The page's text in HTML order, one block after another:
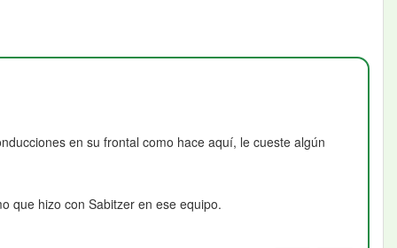
en su frontal como hace aquí, le cueste algún
que hizo con Sabitzer en ese equipo.